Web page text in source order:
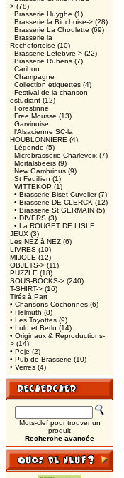
> (78)
Brasserie Huyghe (1)
Brasserie la Binchoise-> (28)
Brasserie La Choulette (69)
Brasserie la
Rochefortoise (10)
Brasserie Lefebvre-> (22)
Brasserie Rubens (7)
Caribou
Champagne
Collection etiquettes (4)
Festival de la chanson
estudiant (12)
Forestinne
Free Mousse (13)
Garvinoise
l'Alsacienne SC-la
HOUBLONNIERE (4)
Légende (5)
Microbrasserie Charlevoix (7)
Mortalsbeers (9)
New Gambrinus (9)
St Feuillien (1)
WITTEKOP (1)
• Brasserie Biset-Cuvelier(7)
• Brasserie DE CLERCK (12)
• Brasserie St GERMAIN (5)
• DIVERS (3)
• La ROUGET DE LISLE
JEUX (3)
Les NEZ à NEZ (6)
LIVRES (10)
MIJOLE (12)
OBJETS-> (11)
PUZZLE (18)
SOUS-BOCKS-> (240)
T-SHIRT-> (16)
Tirés à Part
• Chansons Cochonnes (6)
• Helmuth (8)
• Les Toyottes (9)
• Lulu et Berlu (14)
• Originaux & Reproductions-
> (14)
• Poje (2)
• Pub de Brasserie (10)
• Verres (4)
Mots-clef pour trouver un
produit
Recherche avancée